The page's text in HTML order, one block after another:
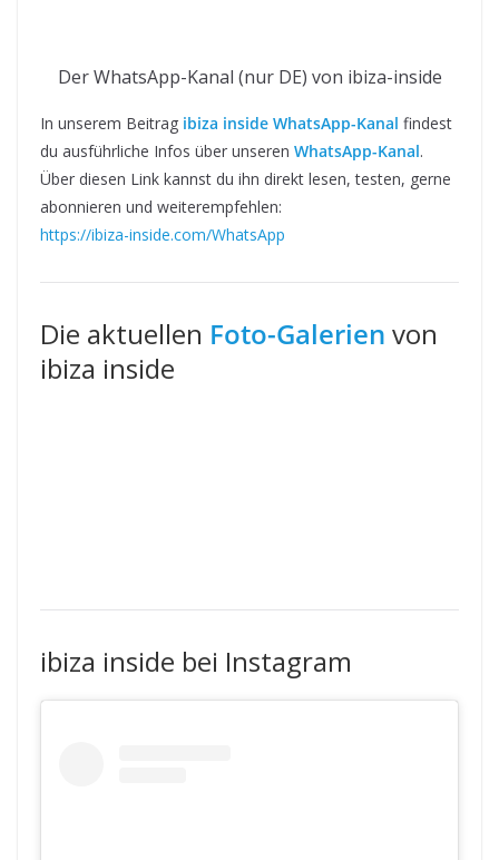
Der WhatsApp-Kanal (nur DE) von ibiza-inside
In unserem Beitrag ibiza inside WhatsApp-Kanal findest
du ausführliche Infos über unseren WhatsApp-Kanal.
Über diesen Link kannst du ihn direkt lesen, testen, gerne
abonnieren und weiterempfehlen:
https://ibiza-inside.com/WhatsApp
Die aktuellen Foto-Galerien von
ibiza inside
ibiza inside bei Instagram